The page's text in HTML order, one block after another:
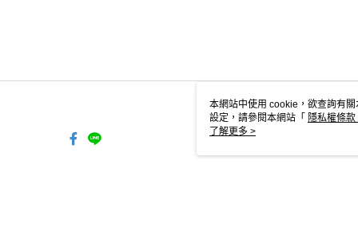
本網站中使用 cookie，欲查詢有
設定，請參閱本網站「 隱私權條款
使用 cookie。
了解更多 >